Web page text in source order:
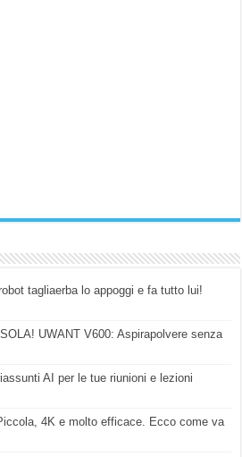
tagliaerba lo appoggi e fa tutto lui!
UWANT V600: Aspirapolvere senza
AI per le tue riunioni e lezioni
4K e molto efficace. Ecco come va